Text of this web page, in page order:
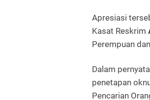
Apresiasi
Kasat Reskrim
Perempuan
Dalam
penetapan
Pencarian